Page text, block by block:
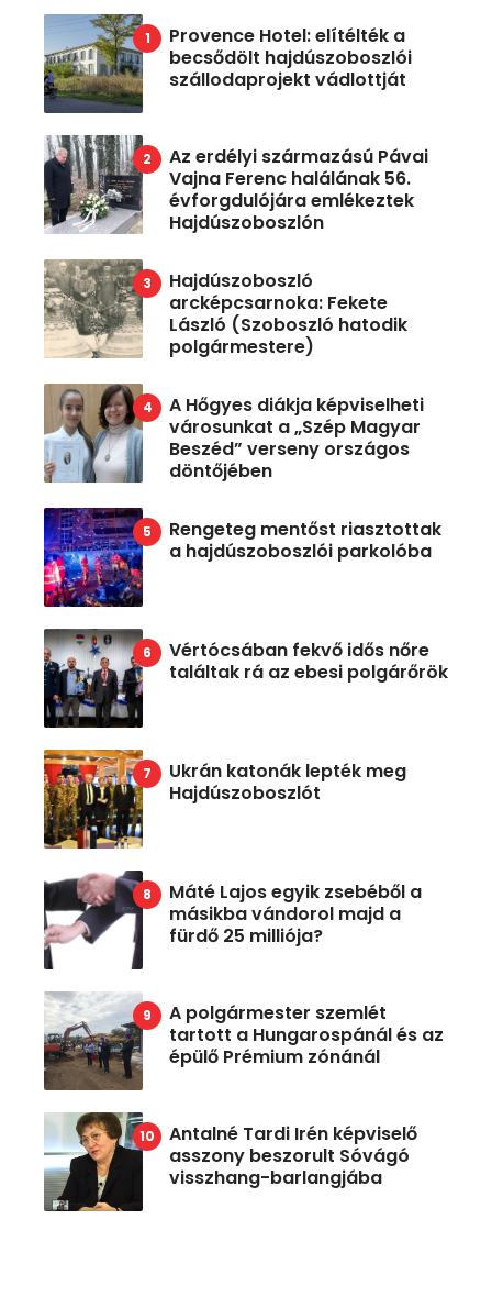
Provence Hotel: elítélték a
becsődölt hajdúszoboszlói
szállodaprojekt vádlottját
Az erdélyi származású Pávai
Vajna Ferenc halálának 56.
évforgdulójára emlékeztek
Hajdúszoboszlón
Hajdúszoboszló
arcképcsarnoka: Fekete
László (Szoboszló hatodik
polgármestere)
A Hőgyes diákja képviselheti
városunkat a „Szép Magyar
Beszéd” verseny országos
döntőjében
Rengeteg mentőst riasztottak
a hajdúszoboszlói parkolóba
Vértócsában fekvő idős nőre
találtak rá az ebesi polgárőrök
Ukrán katonák lepték meg
Hajdúszoboszlót
Máté Lajos egyik zsebéből a
másikba vándorol majd a
fürdő 25 milliója?
A polgármester szemlét
tartott a Hungarospánál és az
épülő Prémium zónánál
Antalné Tardi Irén képviselő
asszony beszorult Sóvágó
visszhang-barlangjába